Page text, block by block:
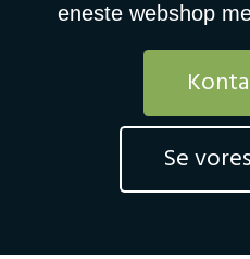
eneste webshop
Se